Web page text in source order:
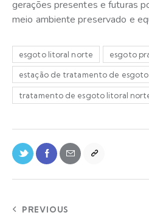
gerações presentes e futuras
meio ambiente preservado e
esgoto litoral norte esgoto
estação de tratamento de esgoto
tratamento de esgoto litoral
PREVIOUS